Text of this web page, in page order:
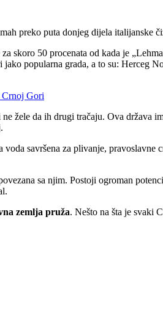
preko puta donjeg dijela italijanske
50 procenata od kada je
popularna grada, a to su:
žele da ih drugi tračaju. Ova država
savršena za plivanje,
sa njim. Postoji ogroman
zemlja pruža. Nešto na šta je svaki